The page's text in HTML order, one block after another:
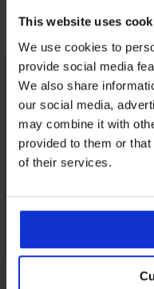
This website uses
We use cookies to
provide social media
We also share
our social media,
may combine it with
provided to them or
of their services.
Misschien